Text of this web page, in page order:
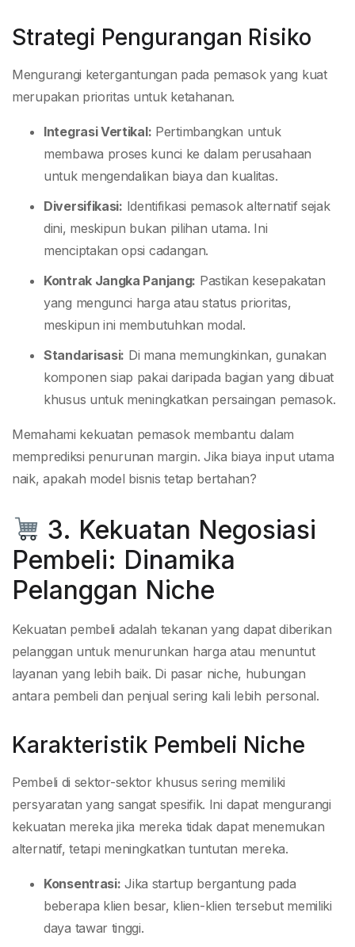
Strategi Pengurangan Risiko
Mengurangi ketergantungan pada pemasok yang kuat
merupakan prioritas untuk ketahanan.
Integrasi Vertikal: Pertimbangkan untuk
membawa proses kunci ke dalam perusahaan
untuk mengendalikan biaya dan kualitas.
Diversifikasi: Identifikasi pemasok alternatif sejak
dini, meskipun bukan pilihan utama. Ini
menciptakan opsi cadangan.
Kontrak Jangka Panjang: Pastikan kesepakatan
yang mengunci harga atau status prioritas,
meskipun ini membutuhkan modal.
Standarisasi: Di mana memungkinkan, gunakan
komponen siap pakai daripada bagian yang dibuat
khusus untuk meningkatkan persaingan pemasok.
Memahami kekuatan pemasok membantu dalam
memprediksi penurunan margin. Jika biaya input utama
naik, apakah model bisnis tetap bertahan?
3. Kekuatan Negosiasi
Pembeli: Dinamika
Pelanggan Niche
Kekuatan pembeli adalah tekanan yang dapat diberikan
pelanggan untuk menurunkan harga atau menuntut
layanan yang lebih baik. Di pasar niche, hubungan
antara pembeli dan penjual sering kali lebih personal.
Karakteristik Pembeli Niche
Pembeli di sektor-sektor khusus sering memiliki
persyaratan yang sangat spesifik. Ini dapat mengurangi
kekuatan mereka jika mereka tidak dapat menemukan
alternatif, tetapi meningkatkan tuntutan mereka.
Konsentrasi: Jika startup bergantung pada
beberapa klien besar, klien-klien tersebut memiliki
daya tawar tinggi.